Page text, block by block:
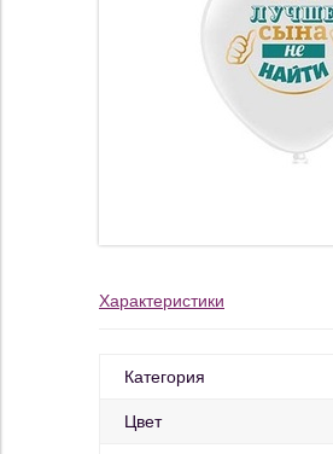
Характеристики
Категория
Цвет